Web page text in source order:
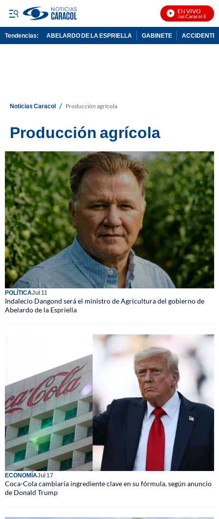
EN VIVO
Noticias Caracol En Vivo
Tendencias: ABELARDO DE LA ESPRIELLA GABINETE ACCIDENTE
Noticias Caracol / Producción agrícola
Producción agrícola
POLÍTICAJul 11
Indalecio Dangond será el ministro de Agricultura del gobierno de
Abelardo de la Espriella
ECONOMÍAJul 17
Coca-Cola cambiaría ingrediente clave en su fórmula, según anuncio
de Donald Trump